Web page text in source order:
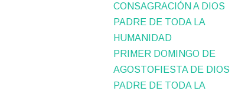
CONSAGRACIÓN A DIOS
PADRE DE TODA LA
HUMANIDAD
PRIMER DOMINGO DE
AGOSTOFIESTA DE DIOS
PADRE DE TODA LA